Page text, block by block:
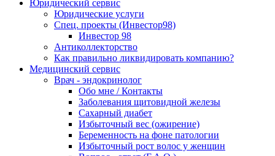
Юридический сервис
Юридические услуги
Спец. проекты (Инвестор98)
Инвестор 98
Антиколлекторство
Как правильно ликвидировать компанию?
Медицинский сервис
Врач - эндокринолог
Обо мне / Контакты
Заболевания щитовидной железы
Сахарный диабет
Избыточный вес (ожирение)
Беременность на фоне патологии
Избыточный рост волос у женщин